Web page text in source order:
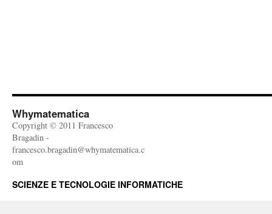
Whymatematica
Copyright © 2011 Francesco
Bragadin -
francesco.bragadin@whymatematica.c
om
SCIENZE E TECNOLOGIE INFORMATICHE